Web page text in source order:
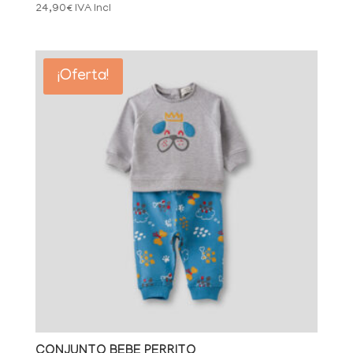
24,90€ IVA Incl
¡Oferta!